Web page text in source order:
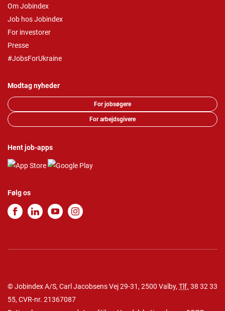
Om Jobindex
Job hos Jobindex
For investorer
Presse
#JobsForUkraine
Modtag nyheder
For jobsøgere
For arbejdsgivere
Hent job-apps
Følg os
© Jobindex A/S, Carl Jacobsens Vej 29-31, 2500 Valby, Tlf. 38 32 33
55, CVR-nr. 21367087